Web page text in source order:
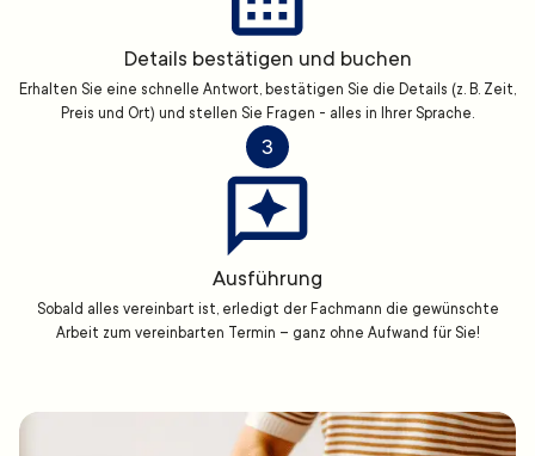
Details bestätigen und buchen
Erhalten Sie eine schnelle Antwort, bestätigen Sie die Details (z. B. Zeit,
Preis und Ort) und stellen Sie Fragen - alles in Ihrer Sprache.
3
Ausführung
Sobald alles vereinbart ist, erledigt der Fachmann die gewünschte
Arbeit zum vereinbarten Termin – ganz ohne Aufwand für Sie!